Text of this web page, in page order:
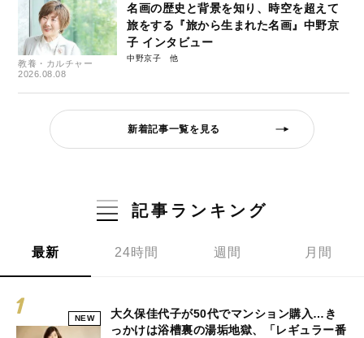
教養・カルチャー
2026.08.08
名画の歴史と背景を知り、時空を超えて
旅をする『旅から生まれた名画』中野京
子 インタビュー
中野京子
新着記事一覧を見る
記事ランキング
最新 24時間 週間 月間
NEW
大久保佳代子が50代でマンション購入…き
っかけは浴槽裏の湯垢地獄、「レギュラー番